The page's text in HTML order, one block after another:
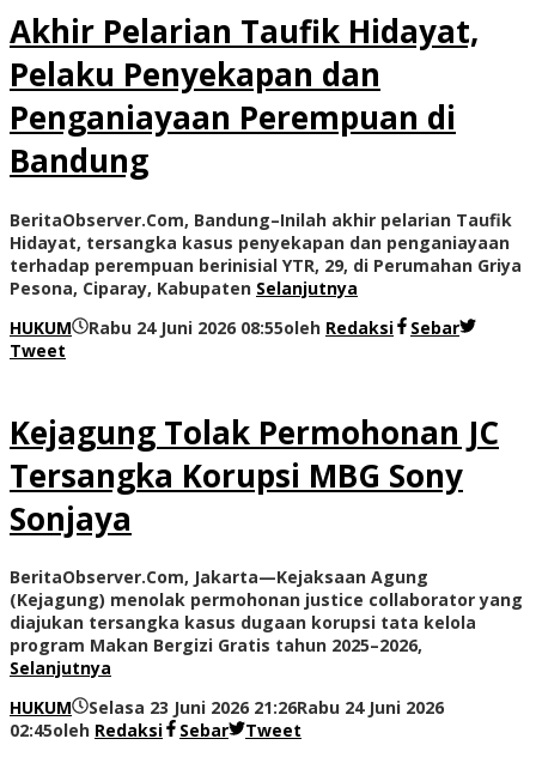
Akhir Pelarian Taufik Hidayat,
Pelaku Penyekapan dan
Penganiayaan Perempuan di
Bandung
BeritaObserver.Com, Bandung–Inilah akhir pelarian Taufik
Hidayat, tersangka kasus penyekapan dan penganiayaan
terhadap perempuan berinisial YTR, 29, di Perumahan Griya
Pesona, Ciparay, Kabupaten Selanjutnya
HUKUM
Rabu 24 Juni 2026 08:55oleh Redaksi
Sebar
Tweet
Kejagung Tolak Permohonan JC
Tersangka Korupsi MBG Sony
Sonjaya
BeritaObserver.Com, Jakarta—Kejaksaan Agung
(Kejagung) menolak permohonan justice collaborator yang
diajukan tersangka kasus dugaan korupsi tata kelola
program Makan Bergizi Gratis tahun 2025–2026,
Selanjutnya
HUKUM
Selasa 23 Juni 2026 21:26Rabu 24 Juni 2026
02:45oleh Redaksi Sebar
Tweet